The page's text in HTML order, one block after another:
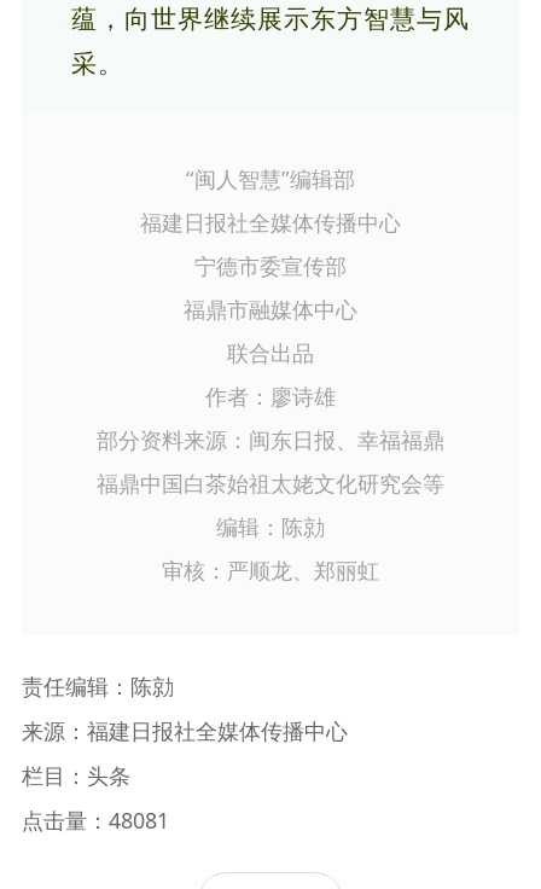
蕴，向世界继续展示东方智慧与风
采。
“闽人智慧”编辑部
福建日报社全媒体传播中心
宁德市委宣传部
福鼎市融媒体中心
联合出品
作者：廖诗雄
部分资料来源：闽东日报、幸福福鼎
福鼎中国白茶始祖太姥文化研究会等
编辑：陈勍
审核：严顺龙、郑丽虹
责任编辑：陈勍
来源：福建日报社全媒体传播中心
栏目：头条
点击量：48081